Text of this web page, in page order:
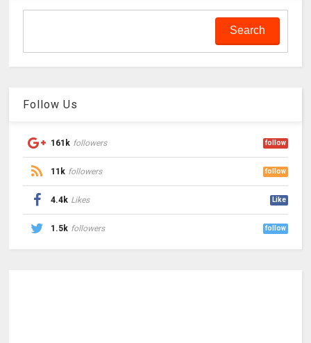
Follow Us
161k followers follow
11k followers follow
4.4k Likes Like
1.5k followers follow